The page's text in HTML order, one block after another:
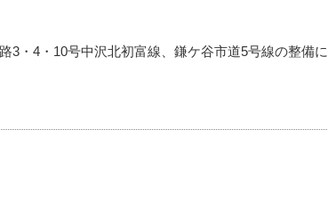
3・4・10号中沢北初富線、鎌ケ谷市道5号線の整備に